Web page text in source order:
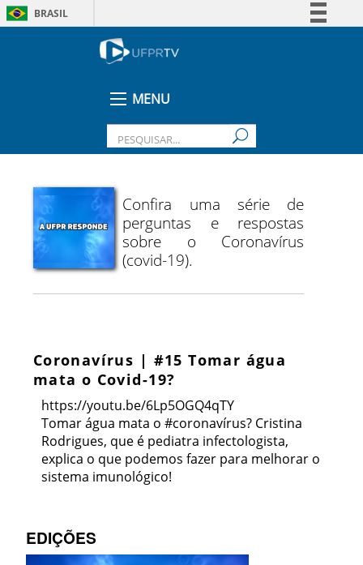
BRASIL
Legislação
MENU
Confira uma série de
perguntas e respostas
sobre o Coronavírus
(covid-19).
Coronavírus | #15 Tomar água
mata o Covid-19?
https://youtu.be/6Lp5OGQ4qTY
Tomar água mata o #coronavírus? Cristina
Rodrigues, que é pediatra infectologista,
explica o que podemos fazer para melhorar o
sistema imunológico!
EDIÇÕES